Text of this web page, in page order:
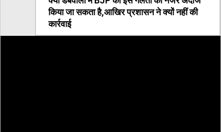
किया जा सकता है,आखिर प्रशासन ने क्यों नहीं की
कार्रवाई